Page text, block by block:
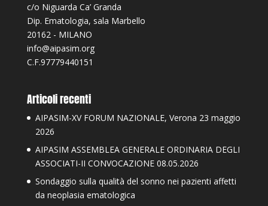
c/o Niguarda Ca’ Granda
Dip. Ematologia, sala Marbello
20162 - MILANO
info@aipasim.org
C.F.97779440151
Articoli recenti
AIPASIM-XV FORUM NAZIONALE, Verona 23 maggio
2026
AIPASIM ASSEMBLEA GENERALE ORDINARIA DEGLI
ASSOCIATI-II CONVOCAZIONE 08.05.2026
Sondaggio sulla qualità del sonno nei pazienti affetti
da neoplasia ematologica